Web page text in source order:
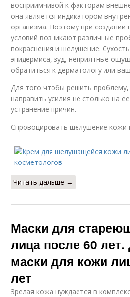
восприимчивой к факторам
она является индикатором
организма. Поэтому при создании
условий возникают различные
покраснения и шелушение.
эпидермиса, зуд, неприятные
обратиться к дерматологу или
Для того чтобы решить
направить усилия не столько на
устранение причин.
Спровоцировать шелушение кожи
Читать дальше →
Маски для
лица после 60
маски для кожи
лет
Зрелая кожа нуждается в